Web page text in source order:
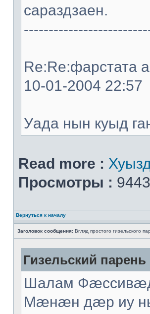
сараздзaeн.
Re:Re:фарстата
10-01-2004 22:57
Уада нын куыд
Read more :
Просмотры :
Вернуться к началу
Заголовок сообщения: Вгляд простого гизельского
Гизельский парень
Шалам
Мæнæн дæр иу